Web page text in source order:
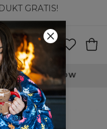
GRATIS!
PACZKOMATÓW